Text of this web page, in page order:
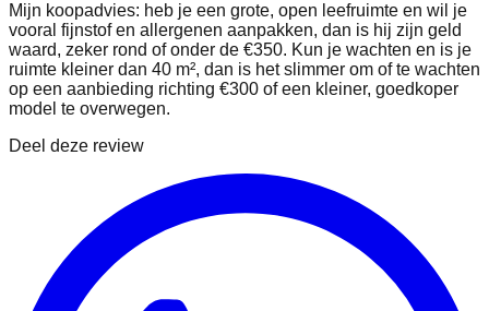
Mijn koopadvies: heb je een grote, open leefruimte en wil je
vooral fijnstof en allergenen aanpakken, dan is hij zijn geld
waard, zeker rond of onder de €350. Kun je wachten en is je
ruimte kleiner dan 40 m², dan is het slimmer om of te wachten
op een aanbieding richting €300 of een kleiner, goedkoper
model te overwegen.
Deel deze review